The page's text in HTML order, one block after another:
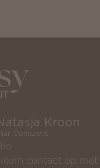
Kroon
Consulent
contact op met